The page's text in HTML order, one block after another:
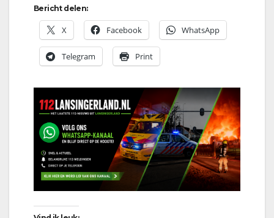
Bericht delen:
X Facebook WhatsApp
Telegram Print